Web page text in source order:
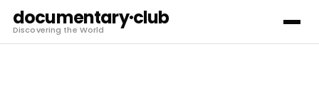
documentary·club
Discovering the World